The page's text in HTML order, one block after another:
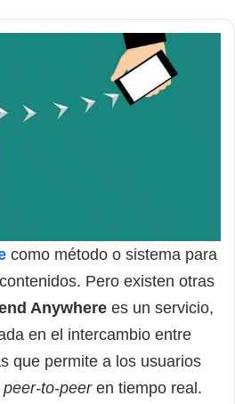
como método o sistema para
Pero existen otras
Anywhere es un servicio,
en el intercambio entre
que permite a los usuarios
peer-to-peeren tiempo real.